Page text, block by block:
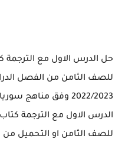
حل الدرس الاول مع الترجمة
للصف الثامن من الفصل
2022/2023 وفق
الدرس الاول مع الترجمة
للصف الثامن او التحميل من